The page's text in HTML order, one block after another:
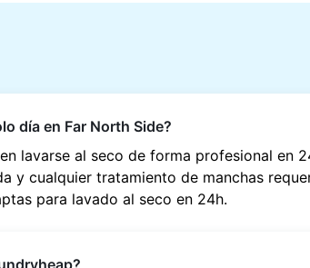
día en Far North Side?
lavarse al seco de forma profesional en
y cualquier tratamiento de manchas
para lavado al seco en 24h.